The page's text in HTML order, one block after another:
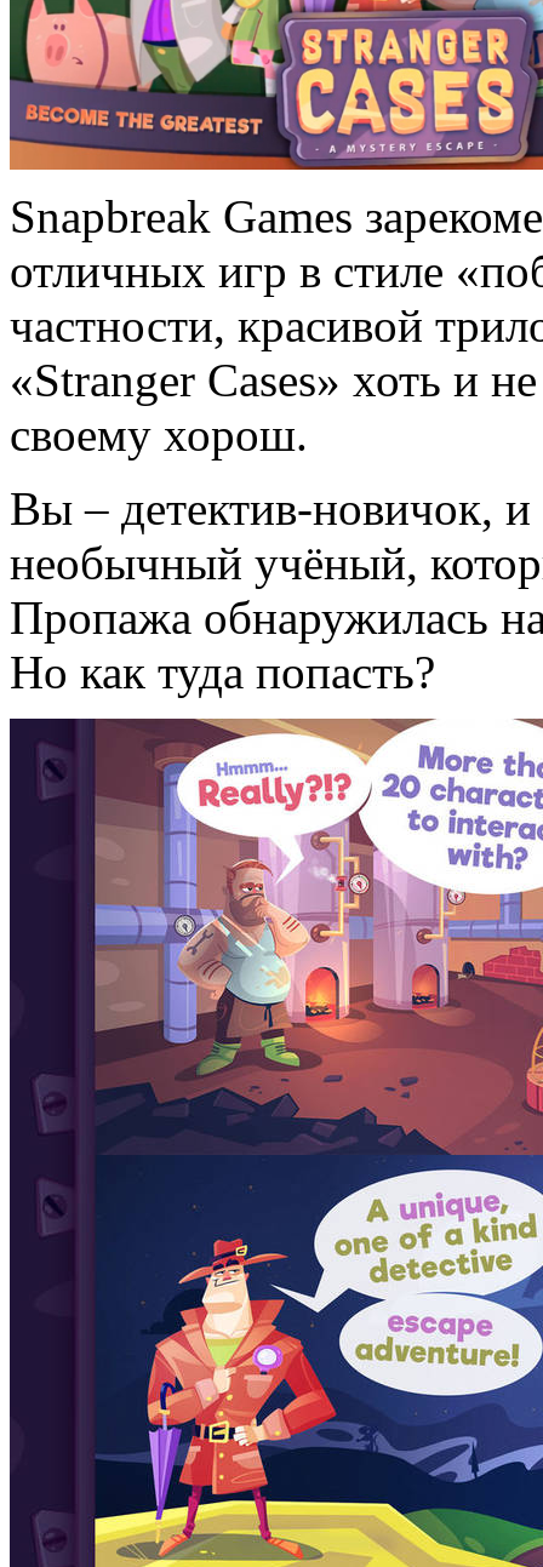
Snapbreak Games
отличных игр в стиле
частности, красивой
«Stranger Cases» хоть и
своему хорош.
Вы – детектив-новичок,
необычный учёный,
Пропажа обнаружилась
Но как туда попасть?